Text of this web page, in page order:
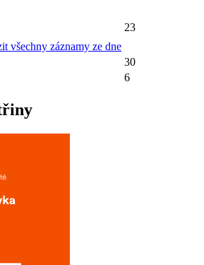
všechny záznamy ze dne
23
30
6